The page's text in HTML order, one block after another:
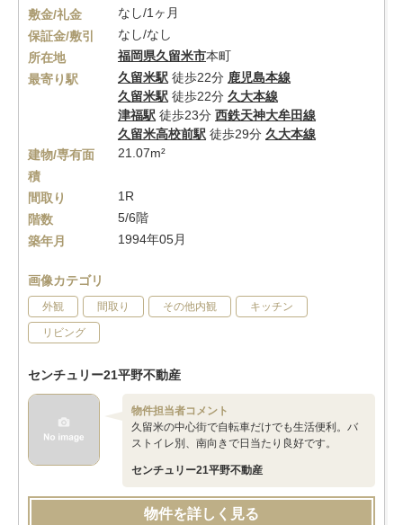
敷金/礼金
なし/1ヶ月
保証金/敷引
なし/なし
所在地
福岡県久留米市本町
最寄り駅
久留米駅 徒歩22分 鹿児島本線
久留米駅 徒歩22分 久大本線
津福駅 徒歩23分 西鉄天神大牟田線
久留米高校前駅 徒歩29分 久大本線
建物/専有面
積
21.07m²
間取り
1R
階数
5/6階
築年月
1994年05月
画像カテゴリ
外観 間取り その他内観 キッチン
リビング
センチュリー21平野不動産
物件担当者コメント
久留米の中心街で自転車だけでも生活便利。バ
ストイレ別、南向きで日当たり良好です。
センチュリー21平野不動産
物件を詳しく見る